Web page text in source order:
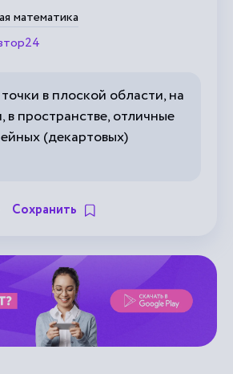
математика
в плоской области, на
в пространстве, отличные
(декартовых)
Сохранить